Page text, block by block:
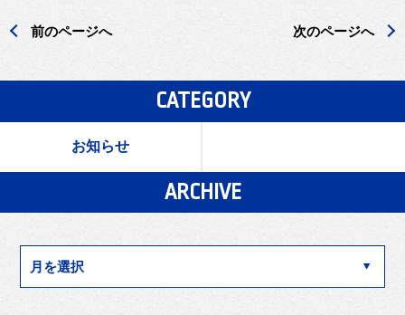
前のページへ 次のページへ
CATEGORY
お知らせ
ARCHIVE